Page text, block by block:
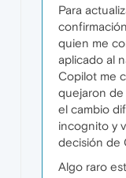
Para
quien me
aplicado al
Copilot me
quejaron de
el cambio
incognito y
decisión de
Algo raro